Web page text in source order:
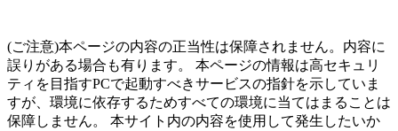
(ご注意)本ページの内容の正当性は保障されません。内容に
誤りがある場合も有ります。 本ページの情報は高セキュリ
ティを目指すPCで起動すべきサービスの指針を示していま
すが、環境に依存するためすべての環境に当てはまることは
保障しません。 本サイト内の内容を使用して発生したいか